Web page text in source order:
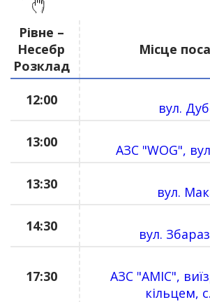
Рівне –
Несебр
Розклад
Місце
12:00
вул.
13:00
АЗС "WOG",
13:30
вул.
14:30
вул.
17:30
АЗС "AMIC",
кільцем,